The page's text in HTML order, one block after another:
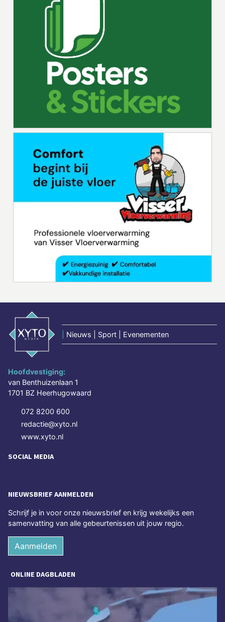
Nieuws | Sport | Evenementen
Hoofdvestiging:
van Benthuizenlaan 1
1701 BZ Heerhugowaard
072 8200 600
redactie@xyto.nl
www.xyto.nl
SOCIAL MEDIA
NIEUWSBRIEF AANMELDEN
Schrijf je in voor onze nieuwsbrief en krijg wekelijks een
samenvatting van alle gebeurtenissen uit jouw regio.
Aanmelden
ONLINE DAGBLADEN